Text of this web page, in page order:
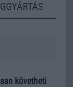
követheti